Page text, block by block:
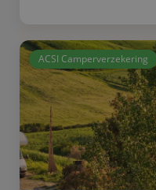
ACSI Camperverzekering